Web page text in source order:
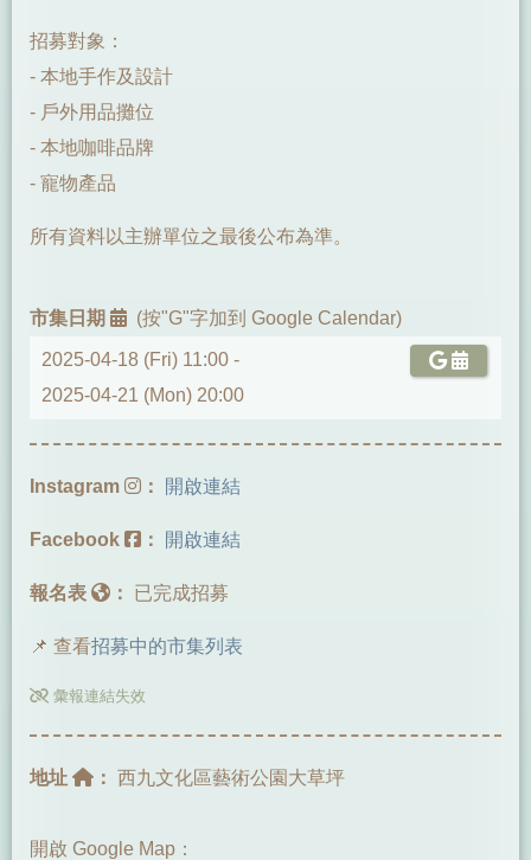
招募對象：
- 本地手作及設計
- 戶外用品攤位
- 本地咖啡品牌
- 寵物產品
所有資料以主辦單位之最後公布為準。
市集日期 (按"G"字加到 Google Calendar)
2025-04-18 (Fri) 11:00 -
2025-04-21 (Mon) 20:00
Instagram ： 開啟連結
Facebook ： 開啟連結
報名表 ： 已完成招募
📌 查看招募中的市集列表
彙報連結失效
地址 ： 西九文化區藝術公園大草坪
開啟 Google Map：